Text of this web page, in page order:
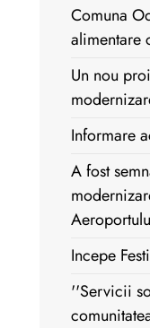
Comuna
alimentare
Un nou
Informare
A fost
Incepe
''Servicii